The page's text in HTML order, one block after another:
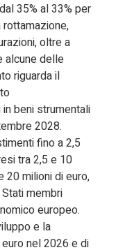
35% al 33% per
oltre a
alcune delle
riguarda il
beni strumentali
2028.
fino a 2,5
tra 2,5 e 10
20 milioni di euro,
membri
europeo.
e la
nel 2026 e di